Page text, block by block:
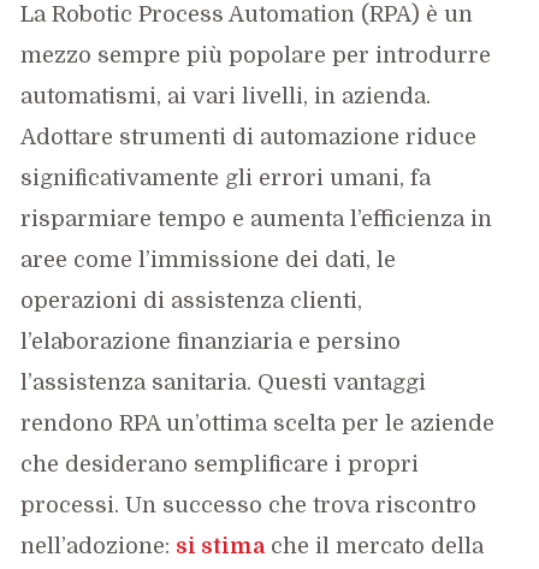
La Robotic Process Automation (RPA) è un
mezzo sempre più popolare per introdurre
automatismi, ai vari livelli, in azienda.
Adottare strumenti di automazione riduce
significativamente gli errori umani, fa
risparmiare tempo e aumenta l’efficienza in
aree come l’immissione dei dati, le
operazioni di assistenza clienti,
l’elaborazione finanziaria e persino
l’assistenza sanitaria. Questi vantaggi
rendono RPA un’ottima scelta per le aziende
che desiderano semplificare i propri
processi. Un successo che trova riscontro
nell’adozione: si stima che il mercato della